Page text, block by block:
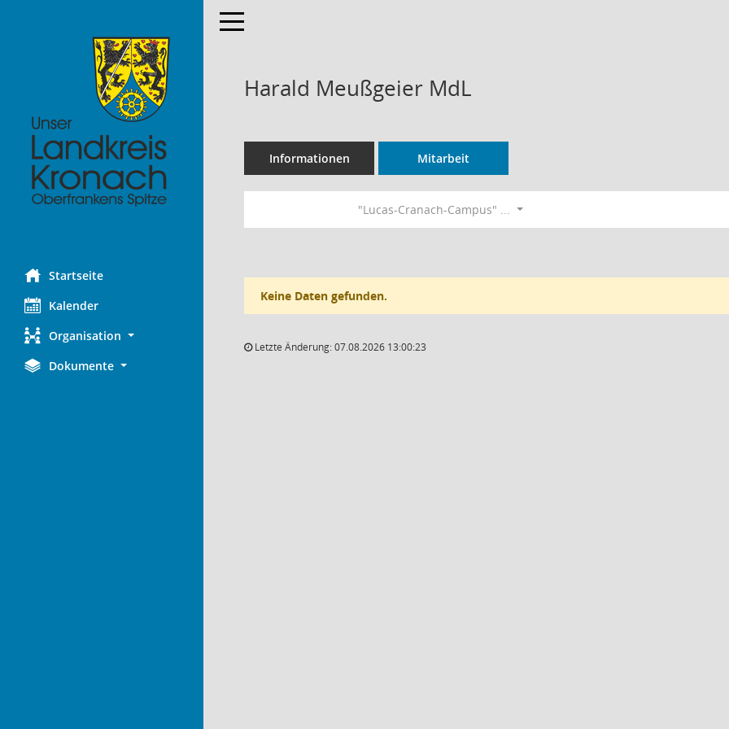
Startseite
Kalender
Organisation
Dokumente
Toggle navigation
Harald Meußgeier MdL
Informationen Mitarbeit
"Lucas-Cranach-Campus" ...
Keine Daten gefunden.
Letzte Änderung: 07.08.2026 13:00:23